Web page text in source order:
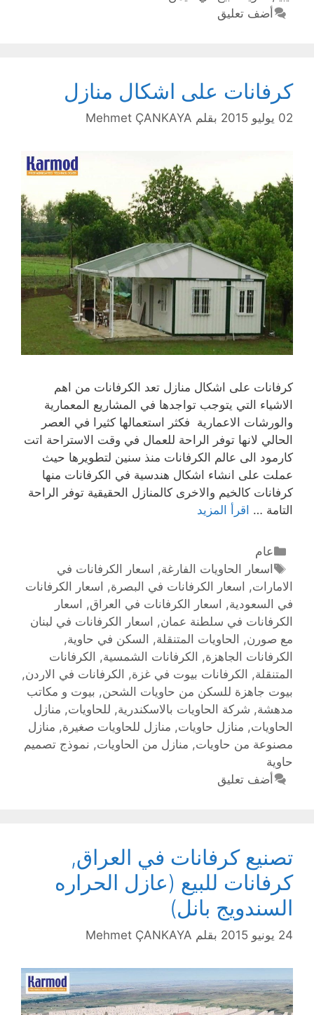
أضف تعليق
كرفانات على اشكال منازل
02 يوليو 2015 بقلم Mehmet ÇANKAYA
كرفانات على اشكال منازل تعد الكرفانات من اهم
الاشياء التي يتوجب تواجدها في المشاريع المعمارية
والورشات الاعمارية فكثر استعمالها كثيرا في العصر
الحالي لانها توفر الراحة للعمال في وقت الاستراحة اتت
كارمود الى عالم الكرفانات منذ سنين لتطويرها حيث
عملت على انشاء اشكال هندسية في الكرفانات منها
كرفانات كالخيم والاخرى كالمنازل الحقيقية توفر الراحة
التامة … اقرأ المزيد
عام
اسعار الحاويات الفارغة, اسعار الكرفانات في
الامارات, اسعار الكرفانات في البصرة, اسعار الكرفانات
في السعودية, اسعار الكرفانات في العراق, اسعار
الكرفانات في سلطنة عمان, اسعار الكرفانات في لبنان
مع صورن, الحاويات المتنقلة, السكن في حاوية,
الكرفانات الجاهزة, الكرفانات الشمسية, الكرفانات
المتنقلة, الكرفانات بيوت في غزة, الكرفانات في الاردن,
بيوت جاهزة للسكن من حاويات الشحن, بيوت و مكاتب
مدهشة, شركة الحاويات بالاسكندرية, للحاويات, منازل
الحاويات, منازل حاويات, منازل للحاويات صغيرة, منازل
مصنوعة من حاويات, منازل من الحاويات, نموذج تصميم
حاوية
أضف تعليق
تصنيع كرفانات في العراق,
كرفانات للبيع (عازل الحراره
السندويج بانل)
24 يونيو 2015 بقلم Mehmet ÇANKAYA